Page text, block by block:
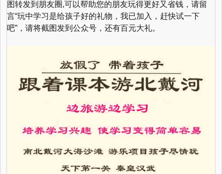
图转发到朋友圈,可以帮助您的朋友玩得更好又省钱，请留
言“玩中学习是给孩子好的礼物，我已加入，赶快试一下
吧”，请将截图发到公众号，还有百元大礼。